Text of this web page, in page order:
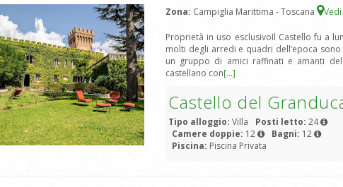
Zona: Campiglia Marittima - Toscana
Proprietà in uso esclusivoIl Castello fu a
molti degli arredi e quadri dell’epoca
un gruppo di amici raffinati e amanti
castellano con[...]
Castello del
Tipo alloggio: Villa Posti letto: 24
Camere doppie: 12 Bagni: 12
Piscina: Piscina Privata